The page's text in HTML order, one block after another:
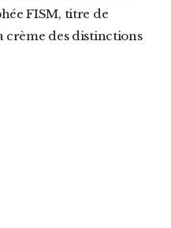
FISM, titre de
des distinctions